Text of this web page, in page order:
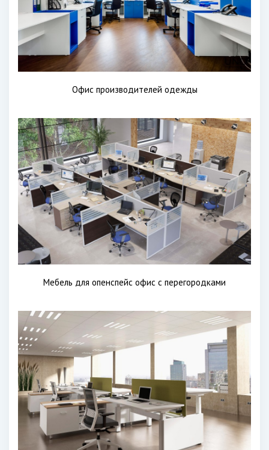
Офис производителей одежды
Мебель для опенспейс офис с перегородками